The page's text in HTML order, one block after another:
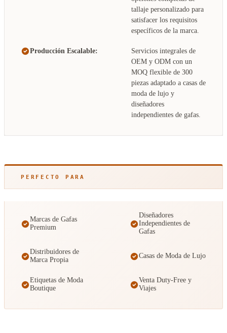
tallaje personalizado para
satisfacer los requisitos
específicos de la marca.
Producción Escalable:
Servicios integrales de
OEM y ODM con un
MOQ flexible de 300
piezas adaptado a casas de
moda de lujo y
diseñadores
independientes de gafas.
PERFECTO PARA
Marcas de Gafas
Premium
Diseñadores
Independientes de
Gafas
Distribuidores de
Marca Propia
Casas de Moda de Lujo
Etiquetas de Moda
Boutique
Venta Duty-Free y
Viajes